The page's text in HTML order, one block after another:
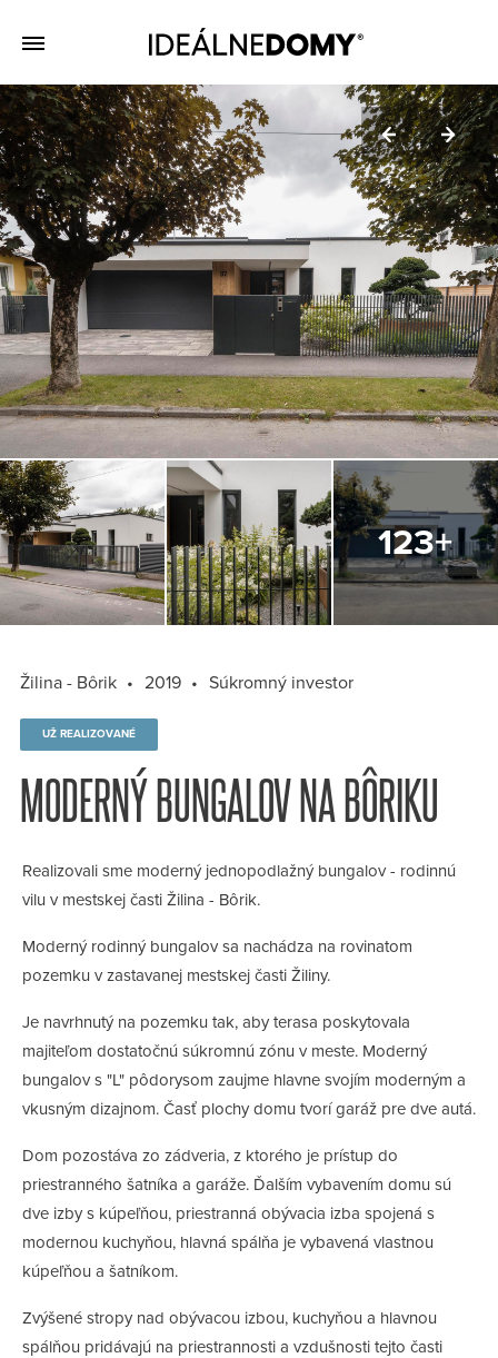
Žilina - Bôrik 2019 Súkromný investor
UŽ REALIZOVANÉ
MODERNÝ BUNGALOV NA BÔRIKU
Realizovali sme moderný jednopodlažný bungalov - rodinnú
vilu v mestskej časti Žilina - Bôrik.
Moderný rodinný bungalov sa nachádza na rovinatom
pozemku v zastavanej mestskej časti Žiliny.
Je navrhnutý na pozemku tak, aby terasa poskytovala
majiteľom dostatočnú súkromnú zónu v meste. Moderný
bungalov s "L" pôdorysom zaujme hlavne svojím moderným a
vkusným dizajnom. Časť plochy domu tvorí garáž pre dve autá.
Dom pozostáva zo zádveria, z ktorého je prístup do
priestranného šatníka a garáže. Ďalším vybavením domu sú
dve izby s kúpeľňou, priestranná obývacia izba spojená s
modernou kuchyňou, hlavná spálňa je vybavená vlastnou
kúpeľňou a šatníkom.
Zvýšené stropy nad obývacou izbou, kuchyňou a hlavnou
spálňou pridávajú na priestrannosti a vzdušnosti tejto časti